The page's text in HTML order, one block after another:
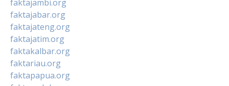
faktajambi.org
faktajabar.org
faktajateng.org
faktajatim.org
faktakalbar.org
faktariau.org
faktapapua.org